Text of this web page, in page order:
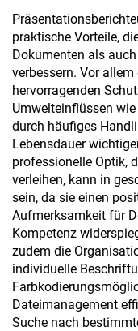
praktische Vorteile,
Dokumenten als
verbessern. Vor
hervorragenden
Umwelteinflüssen
durch häufiges
Lebensdauer
professionelle Optik,
verleihen, kann in
sein, da sie einen
Aufmerksamkeit für
Kompetenz
zudem die
individuelle
Dateimanagement
Suche nach